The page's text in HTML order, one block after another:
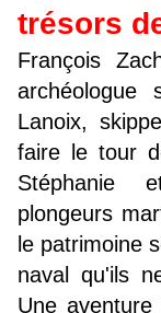
trésors
François
Lanoix,
faire le tour
Stéphanie
plongeurs
le patrimoine
naval qu'ils
Une